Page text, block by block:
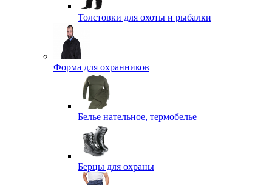
Толстовки для охоты и рыбалки
Форма для охранников
Белье нательное, термобелье
Берцы для охраны